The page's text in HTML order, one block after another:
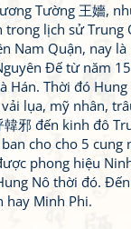
Tường 王嬙,
lịch sử Trung
Nam Quận, nay là
Đế từ năm
Hán. Thời đó Hung
lụa, mỹ nhân,
邪 đến kinh đô
cho cho 5 cung
phong hiệu
Nô thời đó.
hay Minh Phi.